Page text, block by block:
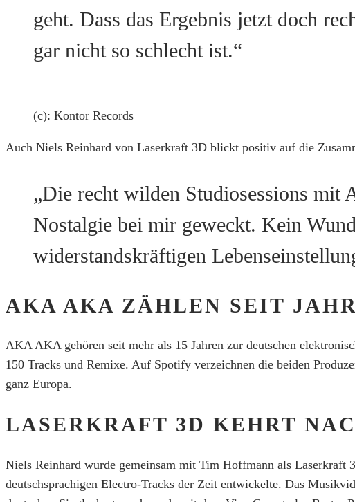
geht. Dass das Ergebnis jetzt doch
gar nicht so schlecht ist.“
(c): Kontor Records
Auch Niels Reinhard von Laserkraft 3D blickt positiv auf die
„Die recht wilden Studiosessions mit
Nostalgie bei mir geweckt. Kein
widerstandskräftigen
AKA AKA ZÄHLEN SEIT
AKA AKA gehören seit mehr als 15 Jahren zur deutschen
150 Tracks und Remixe. Auf Spotify verzeichnen die beiden
ganz Europa.
LASERKRAFT 3D KEHRT
Niels Reinhard wurde gemeinsam mit Tim Hoffmann als Laserkraft
deutschsprachigen Electro-Tracks der Zeit entwickelte. Das